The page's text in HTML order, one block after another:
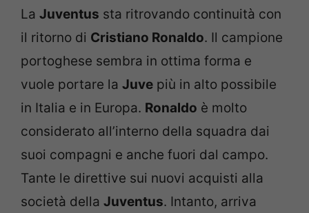
La Juventus sta ritrovando continuità con
il ritorno di Cristiano Ronaldo. Il campione
portoghese sembra in ottima forma e
vuole portare la Juve più in alto possibile
in Italia e in Europa. Ronaldo è molto
considerato all’interno della squadra dai
suoi compagni e anche fuori dal campo.
Tante le direttive sui nuovi acquisti alla
società della Juventus. Intanto, arriva